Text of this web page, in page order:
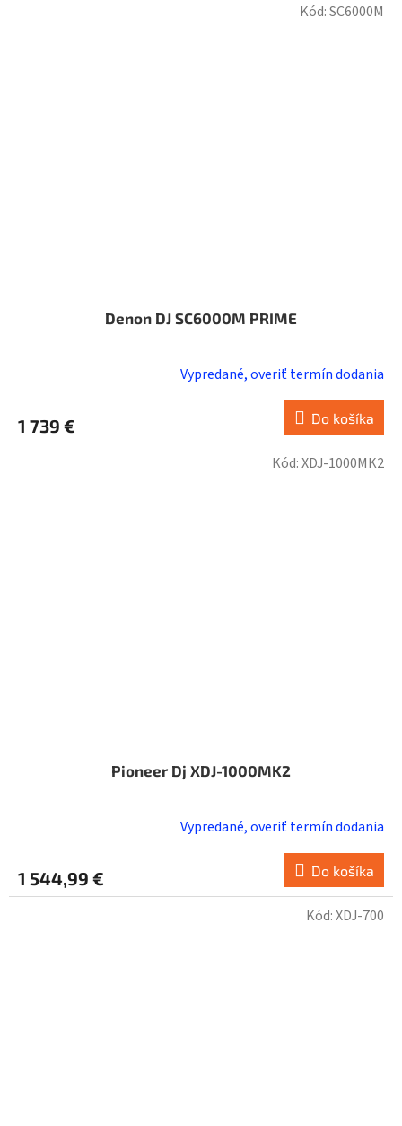
Denon DJ SC6000M PRIME
Vypredané, overiť termín dodania
1 739 € Do košíka
Kód:SC6000M
Pioneer Dj XDJ-1000MK2
Vypredané, overiť termín dodania
1 544,99 € Do košíka
Kód:XDJ-1000MK2
Kód:XDJ-700